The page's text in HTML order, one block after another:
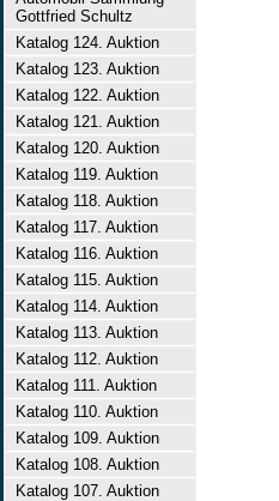
Gottfried Schultz
Katalog 124. Auktion
Katalog 123. Auktion
Katalog 122. Auktion
Katalog 121. Auktion
Katalog 120. Auktion
Katalog 119. Auktion
Katalog 118. Auktion
Katalog 117. Auktion
Katalog 116. Auktion
Katalog 115. Auktion
Katalog 114. Auktion
Katalog 113. Auktion
Katalog 112. Auktion
Katalog 111. Auktion
Katalog 110. Auktion
Katalog 109. Auktion
Katalog 108. Auktion
Katalog 107. Auktion